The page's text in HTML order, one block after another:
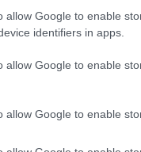
allow Google to enable
identifiers in apps.
allow Google to enable
allow Google to enable
di energiaè
una novità
I modelli di
riguarda la